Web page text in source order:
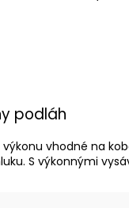
podláh
vhodné na
S výkonnými